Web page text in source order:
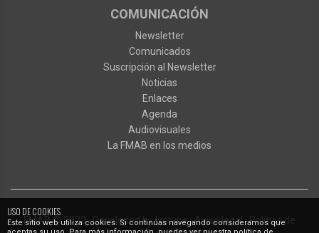
USO DE COOKIES
Este sitio web utiliza cookies. Si continúas navegando consideramos que
COMUNICACIÓN
Newsletter
Comunicados
Suscripción al Newsletter
Noticias
Enlaces
Agenda
Audiovisuales
La FMAB en los medios
FMAB© 2023·Developed byIxotype·Aviso legal·Política de